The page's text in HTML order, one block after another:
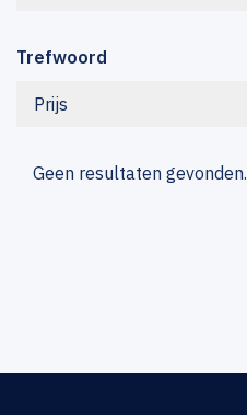
Trefwoord
Prijs
Geen resultaten gevonden.